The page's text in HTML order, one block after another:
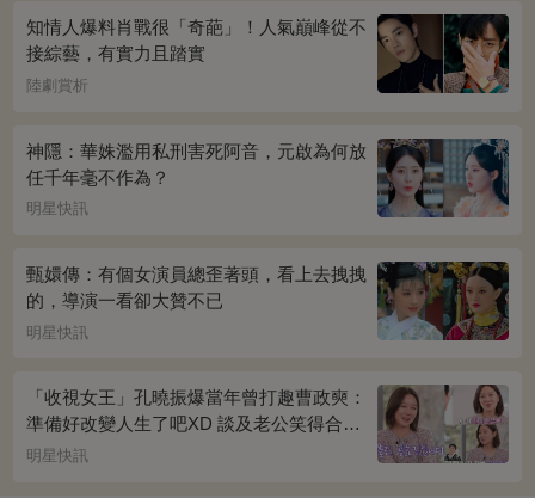
知情人爆料肖戰很「奇葩」！人氣巔峰從不
接綜藝，有實力且踏實
陸劇賞析
神隱：華姝濫用私刑害死阿音，元啟為何放
任千年毫不作為？
明星快訊
甄嬛傳：有個女演員總歪著頭，看上去拽拽
的，導演一看卻大贊不已
明星快訊
「收視女王」孔曉振爆當年曾打趣曹政奭：
準備好改變人生了吧XD 談及老公笑得合不
攏嘴~
明星快訊